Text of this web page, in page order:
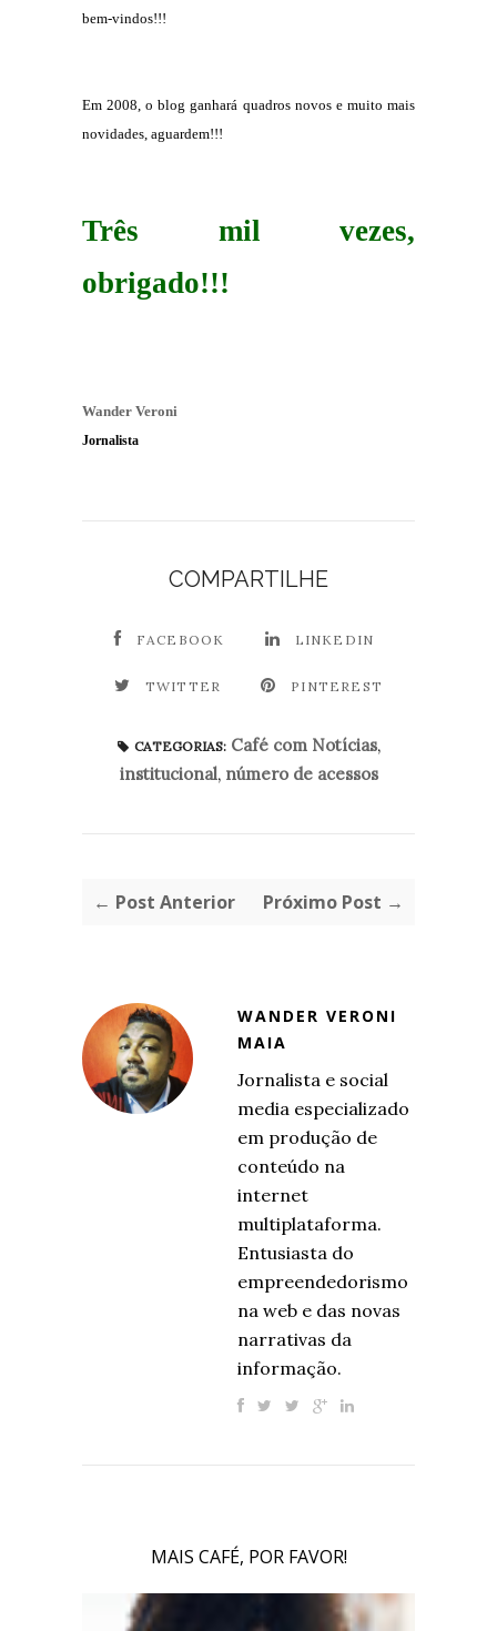
bem-vindos!!!
Em 2008, o blog ganhará quadros novos e muito mais
novidades, aguardem!!!
Três mil vezes,
obrigado!!!
Wander Veroni
Jornalista
COMPARTILHE
FACEBOOK LINKEDIN
TWITTER PINTEREST
CATEGORIAS: Café com Notícias,
institucional, número de acessos
← Post Anterior Próximo Post →
WANDER VERONI
MAIA
Jornalista e social
media especializado
em produção de
conteúdo na
internet
multiplataforma.
Entusiasta do
empreendedorismo
na web e das novas
narrativas da
informação.
MAIS CAFÉ, POR FAVOR!